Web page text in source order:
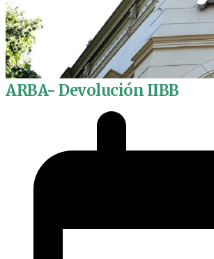
ARBA- Devolución IIBB